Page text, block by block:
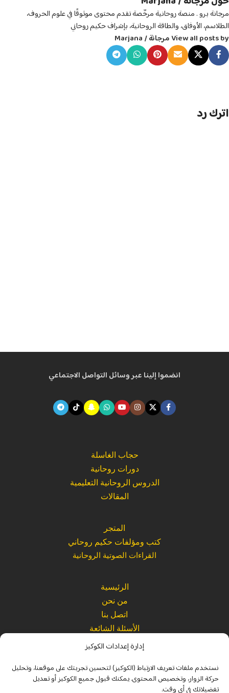
إدارة إعدادات الكوكيز
نستخدم ملفات تعريف الارتباط (الكوكيز) لتحسين تجربتك على موقعنا، وتحليل
حركة الزوار، وتخصيص المحتوى. يمكنك قبول جميع الكوكيز أو تعديل
تفضيلاتك في أي وقت.
مرجانة برو . منصة روحانية مرخّصة تقدم محتوى موثوقًا في علوم الحروف،
الطلاسم، الأوفاق، والطاقة الروحانية، بإشراف حكيم روحاني
View all posts by مرجانة / Marjana
اترك رد
انضموا إلينا عبر وسائل التواصل الاجتماعي
حجاب الغاسلة
دورات روحانية
الدروس الروحانية التعليمية
المقالات
المتجر
كتب ومؤلفات حكيم روحاني
القراءات الصوتية الروحانية
الرئيسية
من نحن
اتصل بنا
الأسئلة الشائعة
Usage Policy
|
Spiritual Disclaimer
|
Legal